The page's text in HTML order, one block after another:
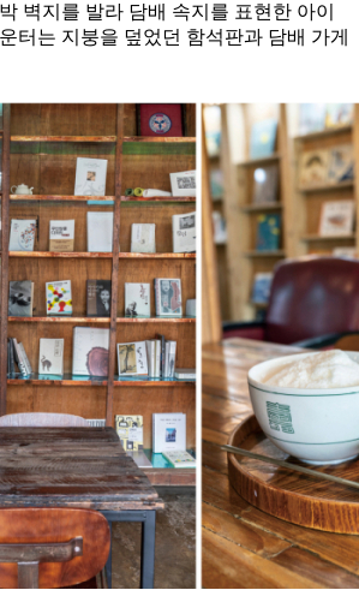
벽지를 발라 담배 속지를 표현한 아이
터는 지붕을 덮었던 함석판과 담배 가게